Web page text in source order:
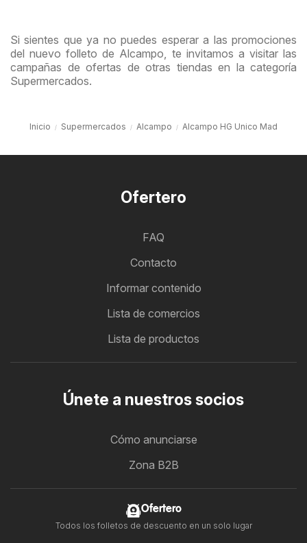
Si sientes que ya no puedes esperar a las promociones
del nuevo folleto de Alcampo, te invitamos a visitar las
campañas de ofertas de otras tiendas en la categoría
Supermercados.
Inicio Supermercados Alcampo Alcampo HG Unico Mad
Ofertero
FAQ
Contacto
Informar contenido
Lista de comercios
Lista de productos
Únete a nuestros socios
Cómo anunciarse
Zona B2B
Ofertero
Todos los folletos de descuento en un solo lugar